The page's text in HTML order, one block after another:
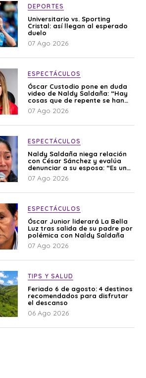
DEPORTES
Universitario vs. Sporting
Cristal: así llegan al esperado
duelo
07 Ago 2026
ESPECTÁCULOS
Óscar Custodio pone en duda
video de Naldy Saldaña: “Hay
cosas que de repente se han
editado”
07 Ago 2026
ESPECTÁCULOS
Naldy Saldaña niega relación
con César Sánchez y evalúa
denunciar a su esposa: “Es una
difamación”
07 Ago 2026
ESPECTÁCULOS
Óscar Junior liderará La Bella
Luz tras salida de su padre por
polémica con Naldy Saldaña
07 Ago 2026
TIPS Y SALUD
Feriado 6 de agosto: 4 destinos
recomendados para disfrutar
el descanso
06 Ago 2026